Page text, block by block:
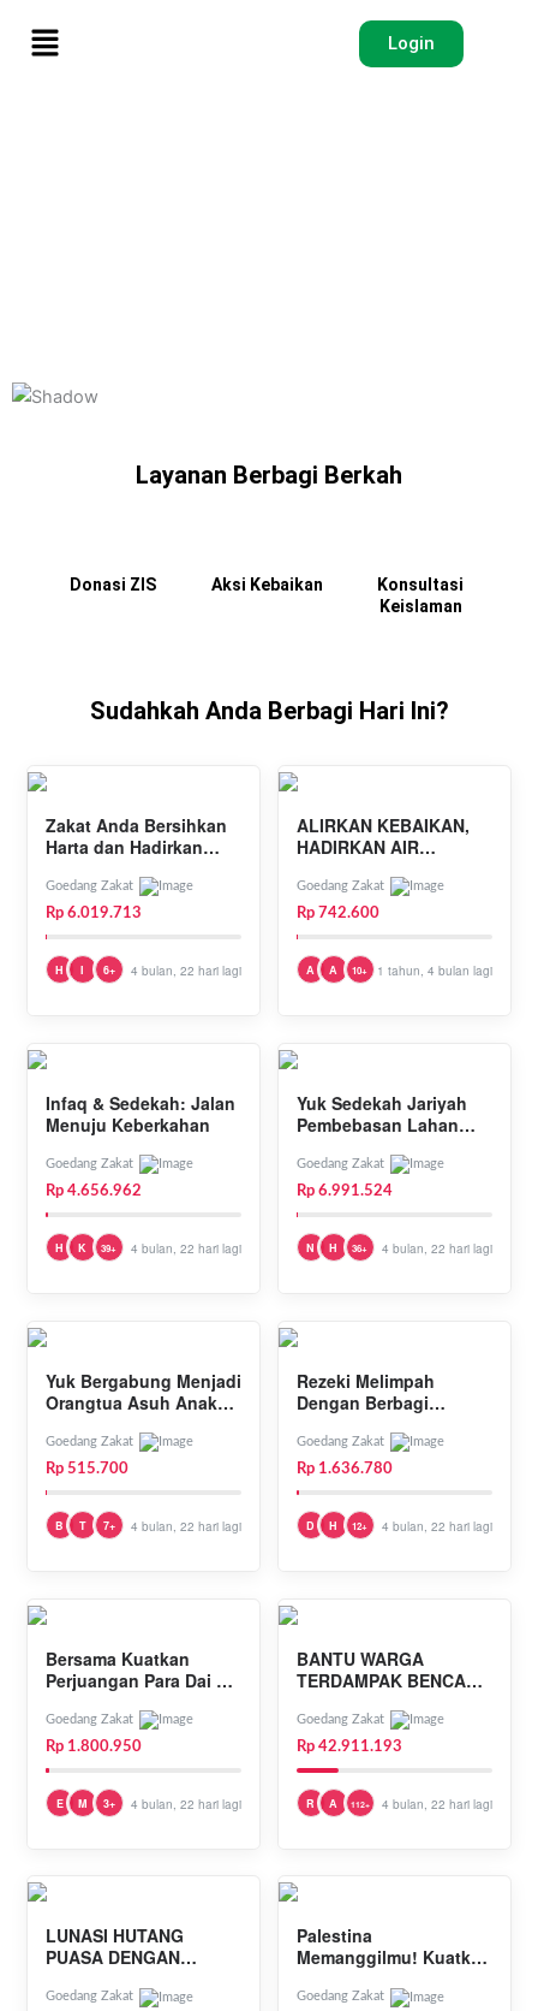
Menu Login
Layanan Berbagi Berkah
Donasi ZIS Aksi Kebaikan
Konsultasi
Keislaman
Sudahkah Anda Berbagi Hari Ini?
Zakat Anda Bersihkan
Harta dan Hadirkan
Keluarga Dhuafa
Goedang Zakat
Rp 6.019.713
H I 6+ 4 bulan, 22 hari lagi
ALIRKAN KEBAIKAN,
HADIRKAN AIR
Goedang Zakat
Rp 742.600
A A 10+ 1 tahun, 4 bulan lagi
Infaq & Sedekah: Jalan
Menuju Keberkahan
Goedang Zakat
Rp 4.656.962
H K 39+ 4 bulan, 22 hari lagi
Yuk Sedekah Jariyah
Pembebasan Lahan
Qur'an!
Goedang Zakat
Rp 6.991.524
N H 36+ 4 bulan, 22 hari lagi
Yuk Bergabung Menjadi
Orangtua Asuh Anak
Goedang Zakat
Rp 515.700
B T 7+ 4 bulan, 22 hari lagi
Rezeki Melimpah
Dengan Berbagi
Goedang Zakat
Rp 1.636.780
D H 12+ 4 bulan, 22 hari lagi
Bersama Kuatkan
Perjuangan Para Dai &
Goedang Zakat
Rp 1.800.950
E M 3+ 4 bulan, 22 hari lagi
BANTU WARGA
TERDAMPAK BENCANA
TERBAIKMU!
Goedang Zakat
Rp 42.911.193
R A 112+ 4 bulan, 22 hari lagi
LUNASI HUTANG
PUASA DENGAN
Goedang Zakat
Palestina
Memanggilmu! Kuatkan
Goedang Zakat